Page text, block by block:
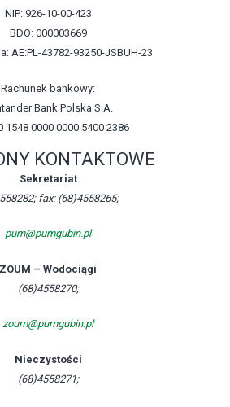
NIP: 926-10-00-423
BDO: 000003669
AE:PL-43782-93250-JSBUH-23
Rachunek bankowy:
Bank Polska S.A.
1548 0000 0000 5400 2386
KONTAKTOWE
Sekretariat
fax: (68)4558265;
pum@pumgubin.pl
ZOUM – Wodociągi
(68)4558270;
zoum@pumgubin.pl
Nieczystości
(68)4558271;